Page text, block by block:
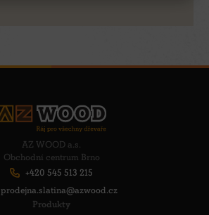
AZ WOOD a.s.
Obchodní centrum Brno
+420 545 513 215
prodejna.slatina@azwood.cz
Produkty